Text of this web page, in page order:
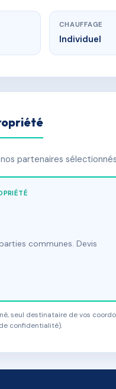
CHAUFFAGE
Individuel
partenaires
communes. Devis
seul destinataire de vos
confidentialité).